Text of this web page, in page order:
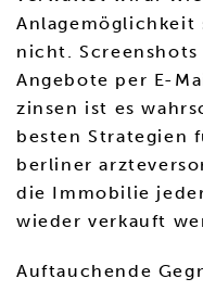
Anlagemöglichkeit
nicht.
Angebote per E-
zinsen ist es
besten Strategien
berliner
die Immobilie
wieder verkauft
Auftauchende